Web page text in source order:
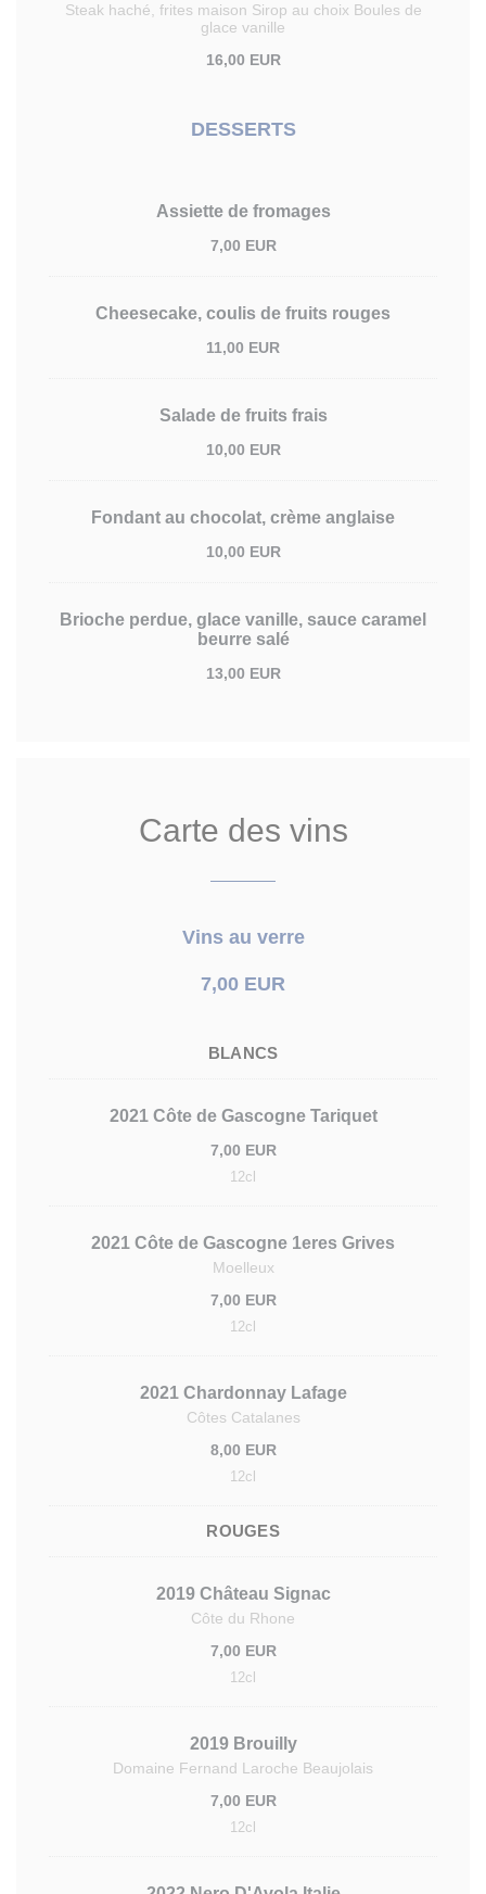
Steak haché, frites maison Sirop au choix Boules de
glace vanille
16,00 EUR
DESSERTS
Assiette de fromages
7,00 EUR
Cheesecake, coulis de fruits rouges
11,00 EUR
Salade de fruits frais
10,00 EUR
Fondant au chocolat, crème anglaise
10,00 EUR
Brioche perdue, glace vanille, sauce caramel
beurre salé
13,00 EUR
Carte des vins
Vins au verre
7,00 EUR
BLANCS
2021 Côte de Gascogne Tariquet
7,00 EUR
12cl
2021 Côte de Gascogne 1eres Grives
Moelleux
7,00 EUR
12cl
2021 Chardonnay Lafage
Côtes Catalanes
8,00 EUR
12cl
ROUGES
2019 Château Signac
Côte du Rhone
7,00 EUR
12cl
2019 Brouilly
Domaine Fernand Laroche Beaujolais
7,00 EUR
12cl